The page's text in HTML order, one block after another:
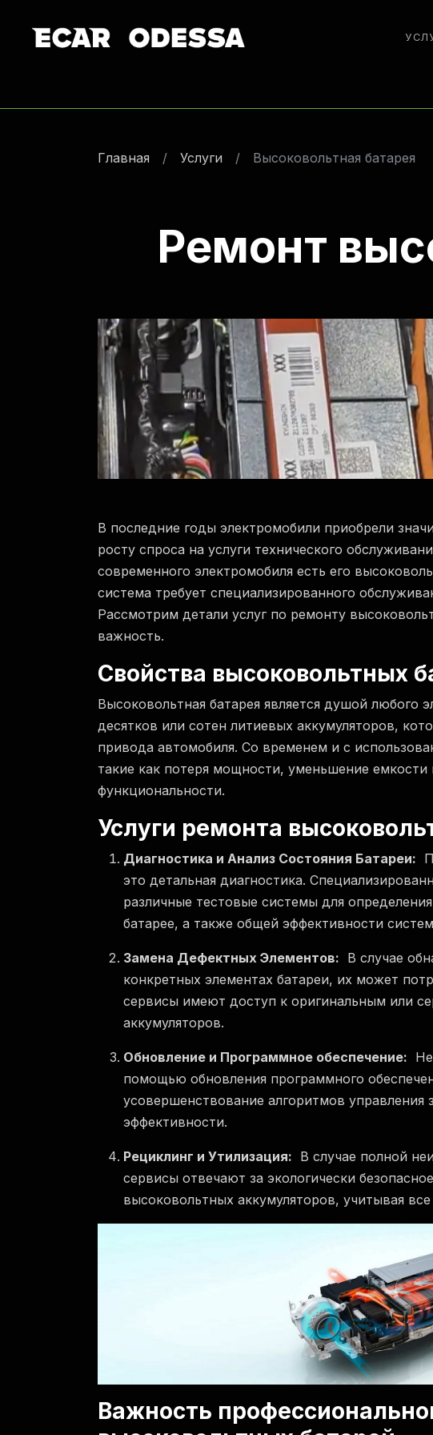
Главная Услуги Высоковольтная батарея
Ремонт
В последние годы электромобили приобрели
росту спроса на услуги технического
современного электромобиля есть его
система требует специализированного
Рассмотрим детали услуг по ремонту
важность.
Свойства высоковольтных
Высоковольтная батарея является душой любого
десятков или сотен литиевых аккумуляторов,
привода автомобиля. Со временем и с
такие как потеря мощности, уменьшение емкости
функциональности.
Услуги ремонта
Диагностика и Анализ Состояния Батареи:
это детальная диагностика.
различные тестовые системы для
батарее, а также общей эффективности
Замена Дефектных Элементов: В случае
конкретных элементах батареи, их может
сервисы имеют доступ к оригинальным или
аккумуляторов.
Обновление и Программное обеспечение:
помощью обновления программного
усовершенствование алгоритмов
эффективности.
Рециклинг и Утилизация: В случае полной
сервисы отвечают за экологически
высоковольтных аккумуляторов, учитывая
Важность